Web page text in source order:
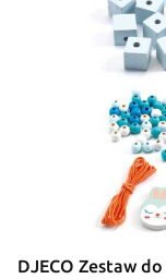
DJECO Zestaw